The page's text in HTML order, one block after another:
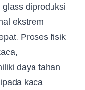
diproduksi
ekstrem
Proses fisik
daya tahan
kaca